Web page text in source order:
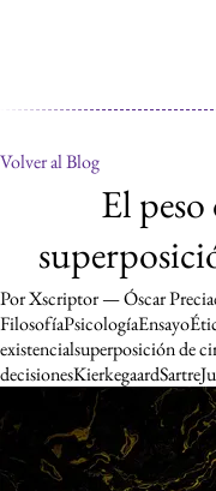
Volver al Blog
El
El
Por Xscriptor — Óscar
FilosofíaPsicologíaEnsayo
existencialsuperposición de
decisionesKierkegaardSartre